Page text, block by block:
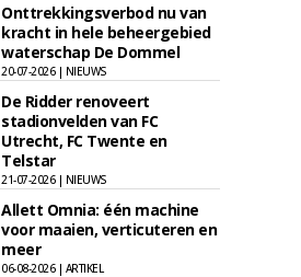
Onttrekkingsverbod nu van
kracht in hele beheergebied
waterschap De Dommel
20-07-2026 | NIEUWS
De Ridder renoveert
stadionvelden van FC
Utrecht, FC Twente en
Telstar
21-07-2026 | NIEUWS
Allett Omnia: één machine
voor maaien, verticuteren en
meer
06-08-2026 | ARTIKEL